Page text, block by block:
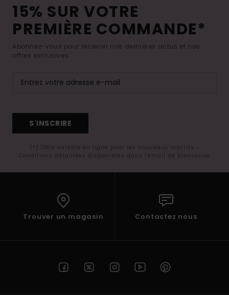
15% SUR VOTRE
PREMIÈRE COMMANDE*
Abonnez-vous pour recevoir nos dernières actus et nos
offres exclusives.
S'INSCRIRE
(*) Offre valable en ligne pour les nouveaux inscrits -
Conditions détaillées disponibles dans l'email de bienvenue
Trouver un magasin Contactez nous